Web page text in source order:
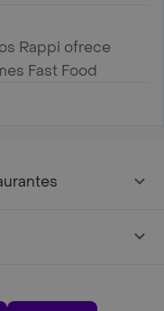
Rappi ofrece
Fast Food